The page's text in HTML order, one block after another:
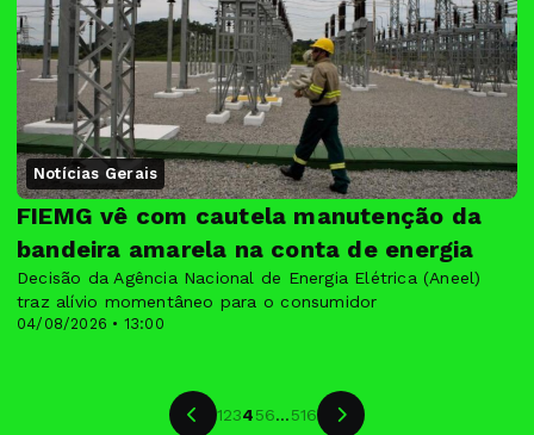
Notícias Gerais
04/08/2026 • 13:00
FIEMG vê com cautela manutenção da
bandeira amarela na conta de energia
Decisão da Agência Nacional de Energia Elétrica (Aneel)
traz alívio momentâneo para o consumidor
123456...516